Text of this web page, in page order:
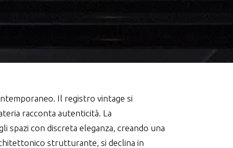
Il registro vintage si
racconta autenticità. La
con discreta eleganza, creando una
strutturante, si declina in